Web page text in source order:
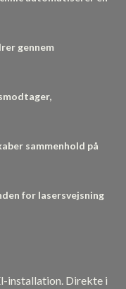
gennem
sammenhold på
for lasersvejsning
installation. Direkte i